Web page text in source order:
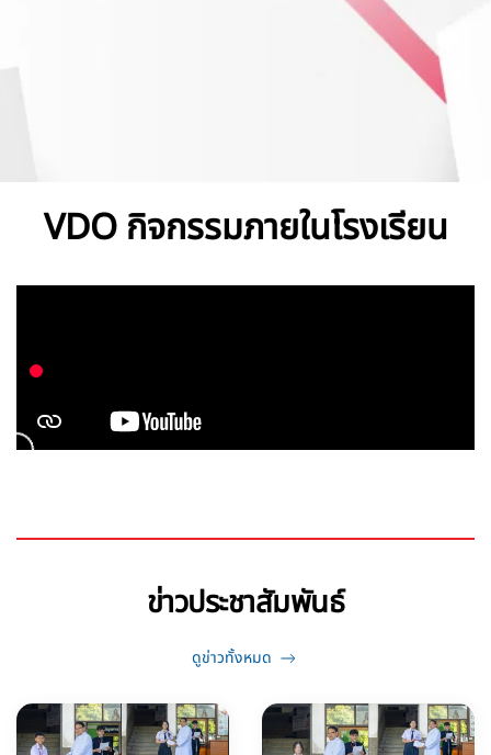
VDO กิจกรรมภายในโรงเรียน
ข่าวประชาสัมพันธ์
ดูข่าวทั้งหมด